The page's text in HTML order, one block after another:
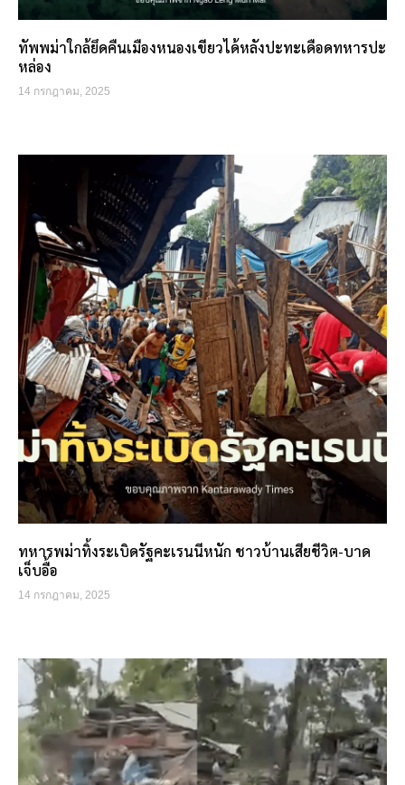
ทัพพม่าใกล้ยึดคืนเมืองหนองเขียวได้หลังปะทะเดือดทหารปะ
หล่อง
14 กรกฎาคม, 2025
ทหารพม่าทิ้งระเบิดรัฐคะเรนนีหนัก ชาวบ้านเสียชีวิต-บาด
เจ็บอื้อ
14 กรกฎาคม, 2025